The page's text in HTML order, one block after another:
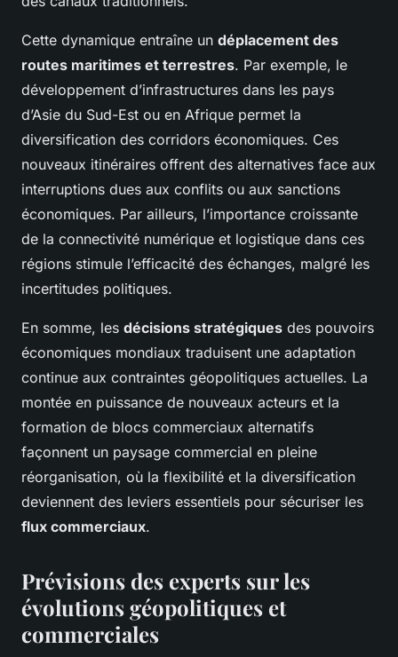
Cette dynamique entraîne un déplacement des
routes maritimes et terrestres. Par exemple, le
développement d’infrastructures dans les pays
d’Asie du Sud-Est ou en Afrique permet la
diversification des corridors économiques. Ces
nouveaux itinéraires offrent des alternatives face aux
interruptions dues aux conflits ou aux sanctions
économiques. Par ailleurs, l’importance croissante
de la connectivité numérique et logistique dans ces
régions stimule l’efficacité des échanges, malgré les
incertitudes politiques.
En somme, les décisions stratégiques des pouvoirs
économiques mondiaux traduisent une adaptation
continue aux contraintes géopolitiques actuelles. La
montée en puissance de nouveaux acteurs et la
formation de blocs commerciaux alternatifs
façonnent un paysage commercial en pleine
réorganisation, où la flexibilité et la diversification
deviennent des leviers essentiels pour sécuriser les
flux commerciaux.
Prévisions des experts sur les
évolutions géopolitiques et
commerciales